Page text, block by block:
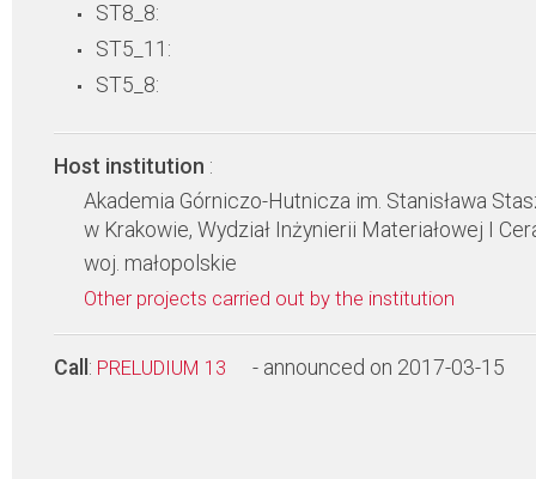
ST8_8:
ST5_11:
ST5_8:
Host institution :
Akademia Górniczo-Hutnicza im. Stanisława
w Krakowie, Wydział Inżynierii Materiałowej I
woj. małopolskie
Other projects carried out by the institution
Call : PRELUDIUM 13 - announced on 2017-03-15